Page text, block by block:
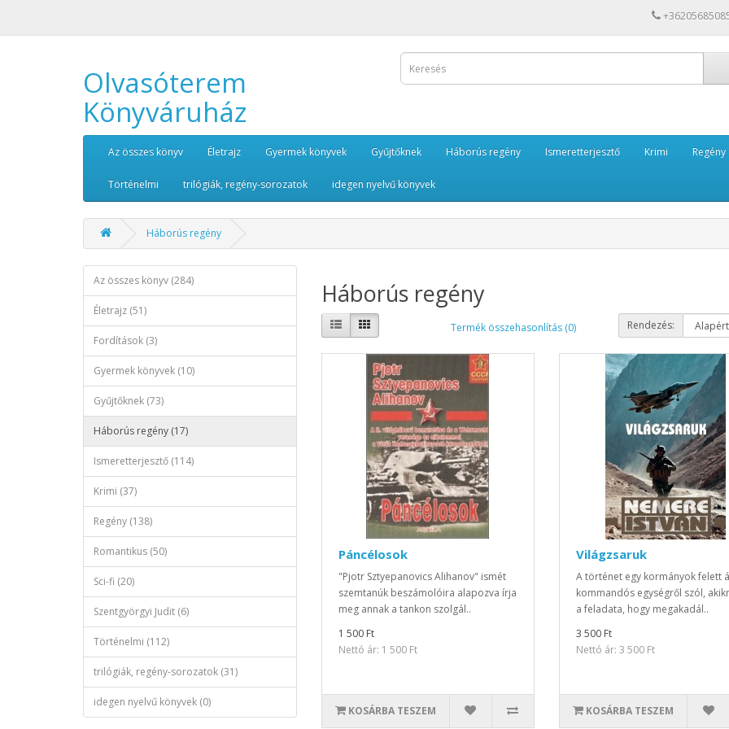
Olvasóterem
Könyváruház
Az összes könyv Életrajz Gyermek könyvek Gyűjtőknek Háborús regény Ismeretterjesztő Krimi Regény
Történelmi trilógiák, regény-sorozatok idegen nyelvű könyvek
Háborús regény
Az összes könyv (284)
Életrajz (51)
Fordítások (3)
Gyermek könyvek (10)
Gyűjtőknek (73)
Háborús regény (17)
Ismeretterjesztő (114)
Krimi (37)
Regény (138)
Romantikus (50)
Sci-fi (20)
Szentgyörgyi Judit (6)
Történelmi (112)
trilógiák, regény-sorozatok (31)
idegen nyelvű könyvek (0)
Háborús regény
Termék összehasonlítás (0) Rendezés:
Páncélosok
"Pjotr Sztyepanovics Alihanov" ismét
szemtanúk beszámolóira alapozva írja
meg annak a tankon szolgál..
1 500 Ft
Nettó ár: 1 500 Ft
KOSÁRBA TESZEM
Világzsaruk
A történet egy kormányok felett
kommandós egységről szól,
a feladata, hogy megakadál..
3 500 Ft
Nettó ár: 3 500 Ft
KOSÁRBA TESZEM